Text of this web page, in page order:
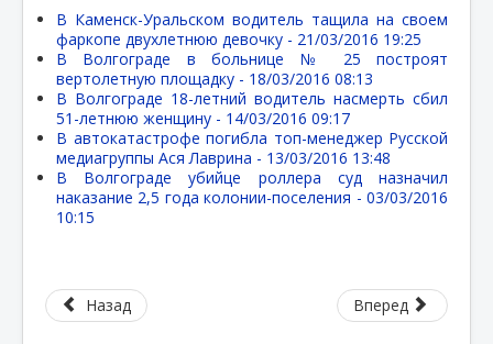
В Каменск-Уральском водитель тащила на своем
фаркопе двухлетнюю девочку - 21/03/2016 19:25
В Волгограде в больнице № 25 построят
вертолетную площадку - 18/03/2016 08:13
В Волгограде 18-летний водитель насмерть сбил
51-летнюю женщину - 14/03/2016 09:17
В автокатастрофе погибла топ-менеджер Русской
медиагруппы Ася Лаврина - 13/03/2016 13:48
В Волгограде убийце роллера суд назначил
наказание 2,5 года колонии-поселения - 03/03/2016
10:15
Назад Вперед